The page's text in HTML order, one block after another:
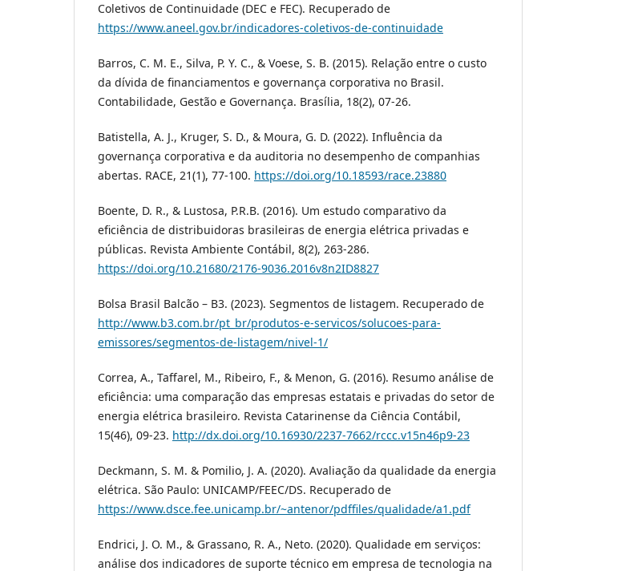
Coletivos de Continuidade (DEC e FEC). Recuperado de
https://www.aneel.gov.br/indicadores-coletivos-de-continuidade
Barros, C. M. E., Silva, P. Y. C., & Voese, S. B. (2015). Relação entre o custo
da dívida de financiamentos e governança corporativa no Brasil.
Contabilidade, Gestão e Governança. Brasília, 18(2), 07-26.
Batistella, A. J., Kruger, S. D., & Moura, G. D. (2022). Influência da
governança corporativa e da auditoria no desempenho de companhias
abertas. RACE, 21(1), 77-100. https://doi.org/10.18593/race.23880
Boente, D. R., & Lustosa, P.R.B. (2016). Um estudo comparativo da
eficiência de distribuidoras brasileiras de energia elétrica privadas e
públicas. Revista Ambiente Contábil, 8(2), 263-286.
https://doi.org/10.21680/2176-9036.2016v8n2ID8827
Bolsa Brasil Balcão – B3. (2023). Segmentos de listagem. Recuperado de
http://www.b3.com.br/pt_br/produtos-e-servicos/solucoes-para-
emissores/segmentos-de-listagem/nivel-1/
Correa, A., Taffarel, M., Ribeiro, F., & Menon, G. (2016). Resumo análise de
eficiência: uma comparação das empresas estatais e privadas do setor de
energia elétrica brasileiro. Revista Catarinense da Ciência Contábil,
15(46), 09-23. http://dx.doi.org/10.16930/2237-7662/rccc.v15n46p9-23
Deckmann, S. M. & Pomilio, J. A. (2020). Avaliação da qualidade da energia
elétrica. São Paulo: UNICAMP/FEEC/DS. Recuperado de
https://www.dsce.fee.unicamp.br/~antenor/pdffiles/qualidade/a1.pdf
Endrici, J. O. M., & Grassano, R. A., Neto. (2020). Qualidade em serviços:
análise dos indicadores de suporte técnico em empresa de tecnologia na